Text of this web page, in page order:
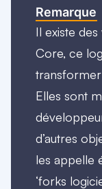
Remarque
Il existe
Core, ce
Elles sont
d’autres
les appelle
‘forks